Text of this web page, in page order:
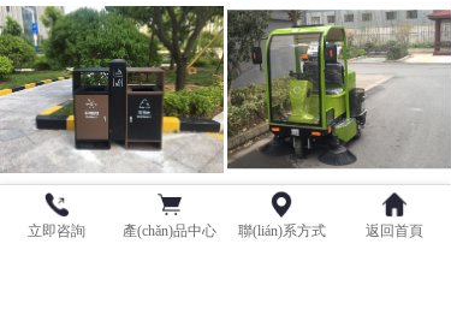
户外两分类垃圾桶NH...
分类垃圾桶
驾驶式扫地机1580
扫地机
立即咨詢 產(chǎn)品中心 聯(lián)系方式 返回首頁